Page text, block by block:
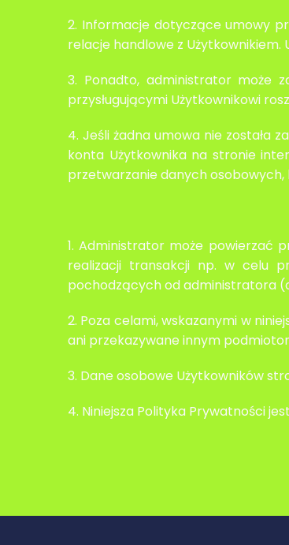
2. Informacje dotyczące umowy
relacje handlowe z
3. Ponadto, administrator może
przysługującymi Użytkownikowi
4. Jeśli żadna umowa nie została
konta Użytkownika na stronie
przetwarzanie danych osobowych,
1. Administrator może powierzać
realizacji transakcji np. w celu
pochodzących od administratora
2. Poza celami, wskazanymi w
ani przekazywane innym
3. Dane osobowe Użytkowników
4. Niniejsza Polityka Prywatności